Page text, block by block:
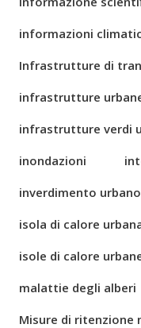
informazioni
Infrastrutture di
infrastrutture
infrastrutture verdi
inondazioni
inverdimento urbano
isola di calore
isole di calore
malattie degli alberi
Misure di ritenzione